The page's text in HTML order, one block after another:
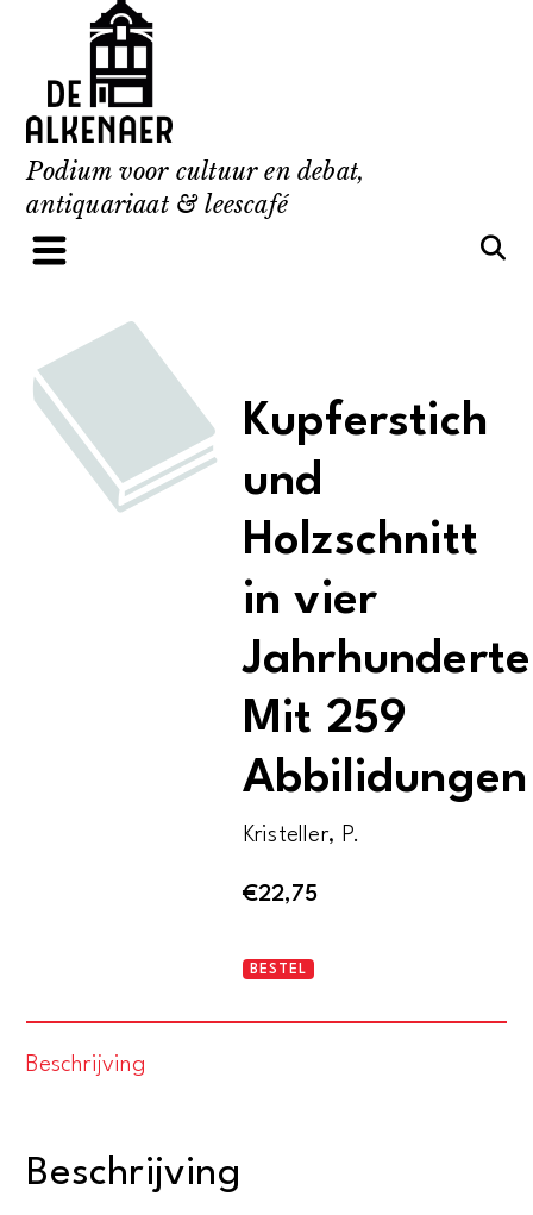
content
Podium voor cultuur en debat,
antiquariaat & leescafé
Kupferstich
und
Holzschnitt
in vier
Mit 259
Abbilidungen
Kristeller, P.
€22,75
Kupferstich
BESTEL
Beschrijving
Beschrijving